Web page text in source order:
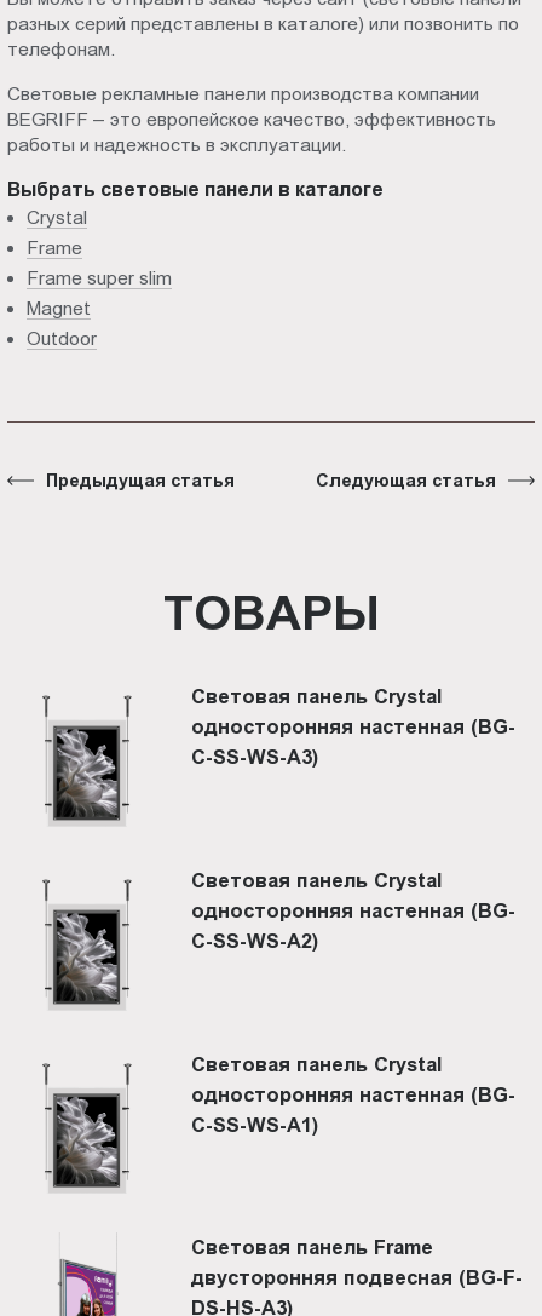
разных серий представлены в каталоге) или позвонить по
телефонам.
Световые рекламные панели производства компании
BEGRIFF – это европейское качество, эффективность
работы и надежность в эксплуатации.
Выбрать световые панели в каталоге
Crystal
Frame
Frame super slim
Magnet
Outdoor
Предыдущая статья Следующая статья
ТОВАРЫ
Световая панель Crystal
односторонняя настенная (BG-
C-SS-WS-A3)
Световая панель Crystal
односторонняя настенная (BG-
C-SS-WS-A2)
Световая панель Crystal
односторонняя настенная (BG-
C-SS-WS-A1)
Световая панель Frame
двусторонняя подвесная (BG-F-
DS-HS-A3)